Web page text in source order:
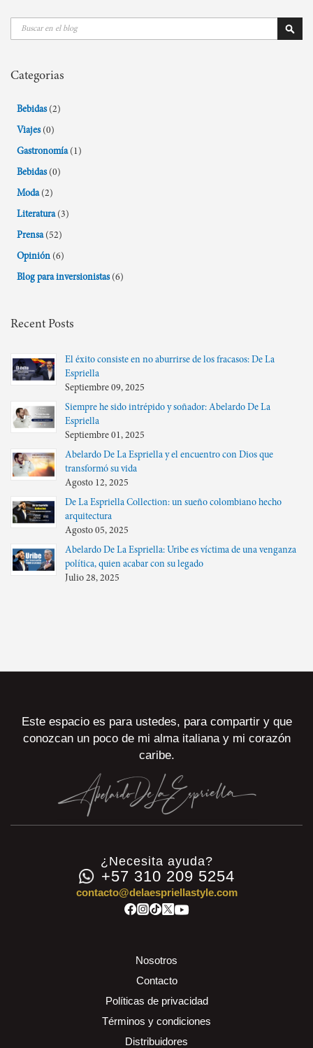
Buscar
Categorias
Bebidas (2)
Viajes (0)
Gastronomía (1)
Bebidas (0)
Moda (2)
Literatura (3)
Prensa (52)
Opinión (6)
Blog para inversionistas (6)
Recent Posts
El éxito consiste en no aburrirse de los fracasos: De La
Espriella
Septiembre 09, 2025
Siempre he sido intrépido y soñador: Abelardo De La
Espriella
Septiembre 01, 2025
Abelardo De La Espriella y el encuentro con Dios que
transformó su vida
Agosto 12, 2025
De La Espriella Collection: un sueño colombiano hecho
arquitectura
Agosto 05, 2025
Abelardo De La Espriella: Uribe es víctima de una venganza
política, quien acabar con su legado
Julio 28, 2025
Este espacio es para ustedes, para compartir y que
conozcan un poco de mi alma italiana y mi corazón
caribe.
¿Necesita ayuda?
+57 310 209 5254
contacto@delaespriellastyle.com
Nosotros
Contacto
Políticas de privacidad
Términos y condiciones
Distribuidores